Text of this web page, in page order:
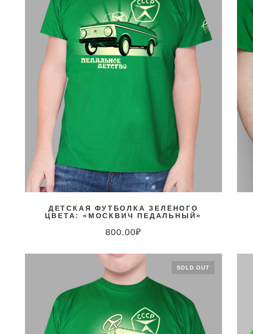
ДЕТСКАЯ ФУТБОЛКА ЗЕЛЁНОГО
ЦВЕТА: «МОСКВИЧ ПЕДАЛЬНЫЙ»
800.00₽
SOLD OUT